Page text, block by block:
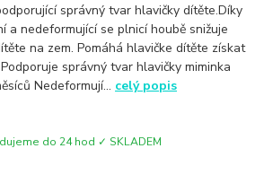
správný tvar hlavičky dítěte.Díky
a nedeformující se plnicí houbě snižuje
na zem. Pomáhá hlavičke dítěte získat
správný tvar hlavičky miminka
Nedeformují... celý popis
do 24 hod ✓ SKLADEM